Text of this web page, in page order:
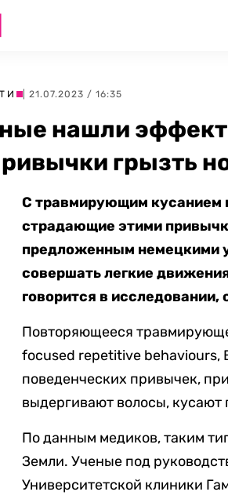
| 21.07.2023 / 16:35
нашли
грызть
С травмирующим кусанием
страдающие этими
предложенным немецкими
совершать легкие
говорится в
Повторяющееся
focused repetitive behaviours,
поведенческих привычек,
выдергивают волосы, кусают
По данным медиков, таким
Земли. Ученые под
Университетской клиники